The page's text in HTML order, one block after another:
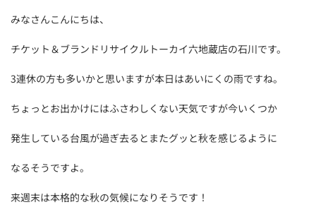
みなさんこんにちは、
チケット＆ブランドリサイクルトーカイ六地蔵店の石川です。
3連休の方も多いかと思いますが本日はあいにくの雨ですね。
ちょっとお出かけにはふさわしくない天気ですが今いくつか
発生している台風が過ぎ去るとまたグッと秋を感じるように
なるそうですよ。
来週末は本格的な秋の気候になりそうです！